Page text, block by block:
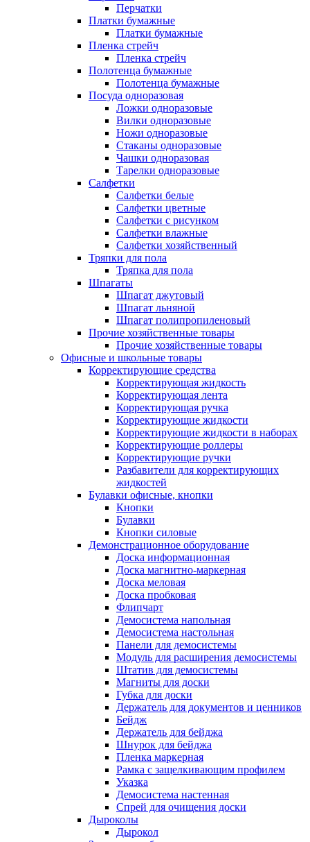
Перчатки
Платки бумажные
Платки бумажные
Пленка стрейч
Пленка стрейч
Полотенца бумажные
Полотенца бумажные
Посуда одноразовая
Ложки одноразовые
Вилки одноразовые
Ножи одноразовые
Стаканы одноразовые
Чашки одноразовая
Тарелки одноразовые
Салфетки
Салфетки белые
Салфетки цветные
Салфетки с рисунком
Салфетки влажные
Салфетки хозяйственный
Тряпки для пола
Тряпка для пола
Шпагаты
Шпагат джутовый
Шпагат льняной
Шпагат полипропиленовый
Прочие хозяйственные товары
Прочие хозяйственные товары
Офисные и школьные товары
Корректирующие средства
Корректирующая жидкость
Корректирующая лента
Корректирующая ручка
Корректирующие жидкости
Корректирующие жидкости в наборах
Корректирующие роллеры
Корректирующие ручки
Разбавители для корректирующих
жидкостей
Булавки офисные, кнопки
Кнопки
Булавки
Кнопки силовые
Демонстрационное оборудование
Доска информационная
Доска магнитно-маркерная
Доска меловая
Доска пробковая
Флипчарт
Демосистема напольная
Демосистема настольная
Панели для демосистемы
Модуль для расширения демосистемы
Штатив для демосистемы
Магниты для доски
Губка для доски
Держатель для документов и ценников
Бейдж
Держатель для бейджа
Шнурок для бейджа
Пленка маркерная
Рамка с защелкивающим профилем
Указка
Демосистема настенная
Спрей для очищения доски
Дыроколы
Дырокол